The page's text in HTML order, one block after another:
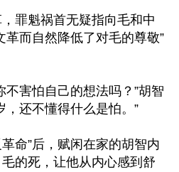
罪魁祸首无疑指向毛和中
革而自然降低了对毛的尊敬”
不害怕自己的想法吗？”胡智
，还不懂得什么是怕。”
命”后，赋闲在家的胡智内
的死，让他从内心感到舒